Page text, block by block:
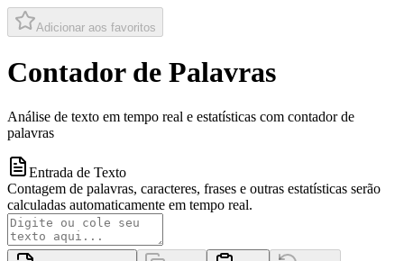
Adicionar aos favoritos
Contador de Palavras
Análise de texto em tempo real e estatísticas com contador de
palavras
Entrada de Texto
Contagem de palavras, caracteres, frases e outras estatísticas serão
calculadas automaticamente em tempo real.